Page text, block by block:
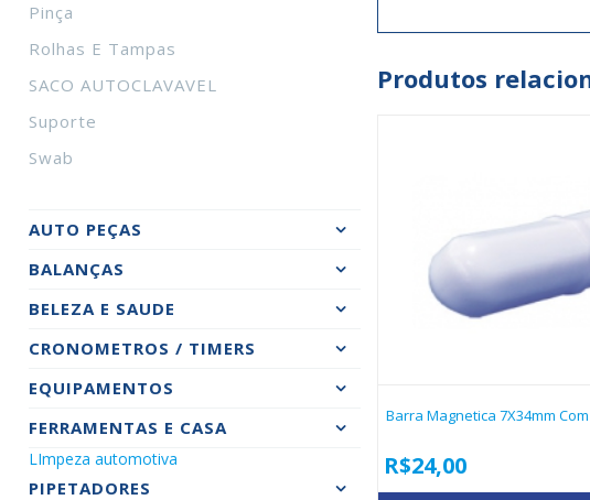
Pinça
Rolhas E Tampas
SACO AUTOCLAVAVEL
Suporte
Swab
AUTO PEÇAS
BALANÇAS
BELEZA E SAUDE
CRONOMETROS / TIMERS
EQUIPAMENTOS
FERRAMENTAS E CASA
LImpeza automotiva
PIPETADORES
Produtos
Barra Magnetica 7X34mm
R$24,00